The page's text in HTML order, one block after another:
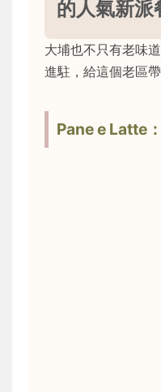
的人氣新派
大埔也不只有老味
進駐，給這個老區
Pane e Latte